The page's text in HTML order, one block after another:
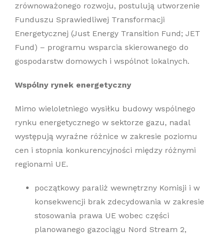
zrównoważonego rozwoju, postulują utworzenie
Funduszu Sprawiedliwej Transformacji
Energetycznej (Just Energy Transition Fund; JET
Fund) – programu wsparcia skierowanego do
gospodarstw domowych i wspólnot lokalnych.
Wspólny rynek energetyczny
Mimo wieloletniego wysiłku budowy wspólnego
rynku energetycznego w sektorze gazu, nadal
występują wyraźne różnice w zakresie poziomu
cen i stopnia konkurencyjności między różnymi
regionami UE.
początkowy paraliż wewnętrzny Komisji i w
konsekwencji brak zdecydowania w zakresie
stosowania prawa UE wobec części
planowanego gazociągu Nord Stream 2,